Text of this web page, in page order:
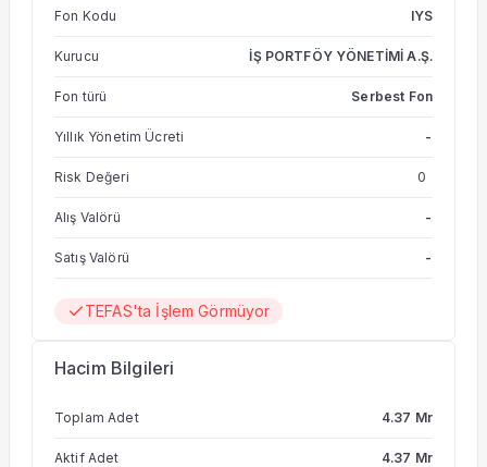
Fon Kodu IYS
Kurucu İŞ PORTFÖY YÖNETİMİ A.Ş.
Fon türü Serbest Fon
Yıllık Yönetim Ücreti -
Risk Değeri 0
Alış Valörü -
Satış Valörü -
TEFAS'ta İşlem Görmüyor
Hacim Bilgileri
Toplam Adet 4.37 Mr
Aktif Adet 4.37 Mr